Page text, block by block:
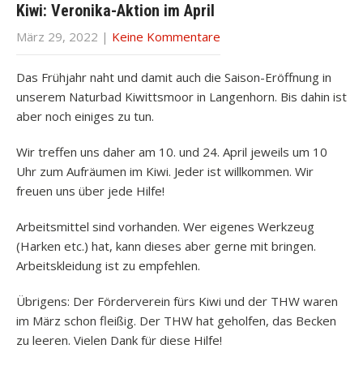
Kiwi: Veronika-Aktion im April
März 29, 2022 | Keine Kommentare
Das Frühjahr naht und damit auch die Saison-Eröffnung in
unserem Naturbad Kiwittsmoor in Langenhorn. Bis dahin ist
aber noch einiges zu tun.
Wir treffen uns daher am 10. und 24. April jeweils um 10
Uhr zum Aufräumen im Kiwi. Jeder ist willkommen. Wir
freuen uns über jede Hilfe!
Arbeitsmittel sind vorhanden. Wer eigenes Werkzeug
(Harken etc.) hat, kann dieses aber gerne mit bringen.
Arbeitskleidung ist zu empfehlen.
Übrigens: Der Förderverein fürs Kiwi und der THW waren
im März schon fleißig. Der THW hat geholfen, das Becken
zu leeren. Vielen Dank für diese Hilfe!